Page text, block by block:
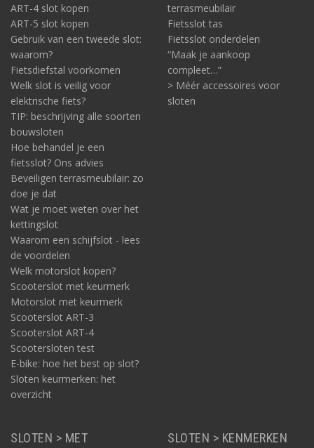
ART-4 slot kopen
ART-5 slot kopen
Gebruik van een tweede slot:
waarom?
Fietsdiefstal voorkomen
Welk slot is veilig voor
elektrische fiets?
TIP: beschrijving alle soorten
bouwsloten
Hoe behandel je een
fietsslot? Ons advies
Beveiligen terrasmeubilair: zo
doe je dat
Wat je moet weten over het
kettingslot
Waarom een schijfslot - lees
de voordelen
Welk motorslot kopen?
Scooterslot met keurmerk
Motorslot met keurmerk
Scooterslot ART-3
Scooterslot ART-4
Scootersloten test
E-bike: hoe het best op slot?
Sloten keurmerken: het
overzicht
terrasmeubilair
Fietsslot tas
Fietsslot onderdelen
“Maak je aankoop
compleet…”
> Méér accessoires voor
sloten
SLOTEN > MET SLOTEN > KENMERKEN